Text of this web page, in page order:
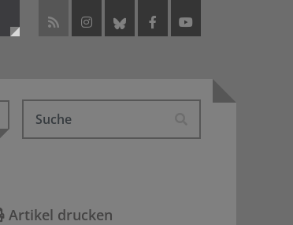
Artikel drucken